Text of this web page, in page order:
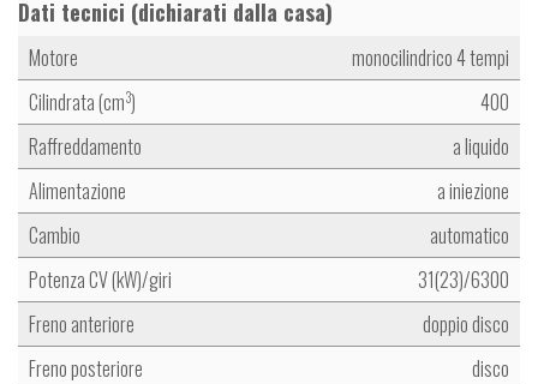
Dati tecnici (dichiarati dalla casa)
Motore
monocilindrico 4 tempi
Cilindrata (cm3)
400
Raffreddamento
a liquido
Alimentazione
a iniezione
Cambio
automatico
Potenza CV (kW)/giri
31(23)/6300
Freno anteriore
doppio disco
Freno posteriore
disco